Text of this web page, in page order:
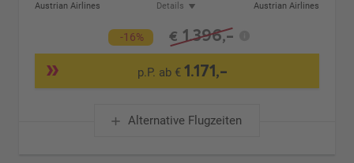
Austrian Airlines
Details
Austrian Airlines
-16% € 1.396,-
p.P. ab €1.171,-
Alternative Flugzeiten